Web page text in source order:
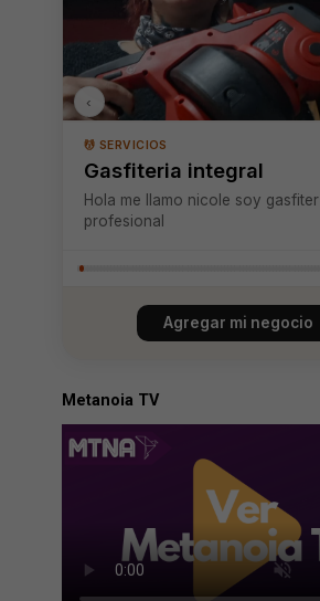
💆 SERVICIOS
Gasfiteria integral
Hola me llamo nicole soy gasfiter
profesional
‹
Agregar mi negocio
Metanoia TV